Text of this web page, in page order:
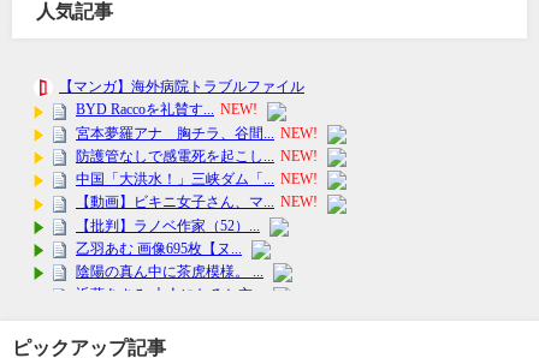
人気記事
ピックアップ記事